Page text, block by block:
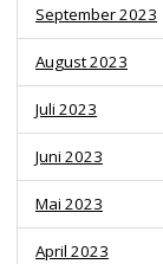
September 2023
August 2023
Juli 2023
Juni 2023
Mai 2023
April 2023